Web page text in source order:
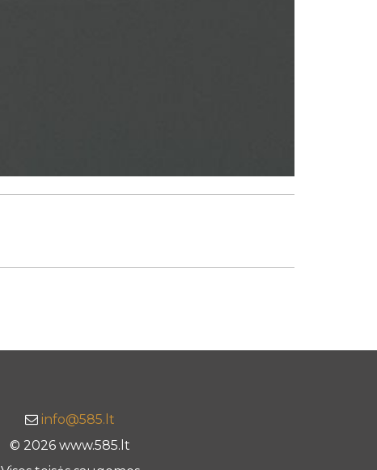
info@585.lt
© 2026 www.585.lt